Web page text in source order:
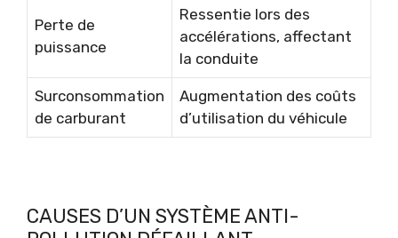
Perte de
puissance
Ressentie lors des
accélérations, affectant
la conduite
Surconsommation
de carburant
Augmentation des coûts
d’utilisation du véhicule
CAUSES D’UN SYSTÈME ANTI-